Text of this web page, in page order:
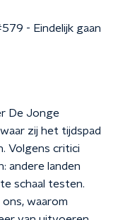
- Eindelijk gaan
De Jonge
zij het tijdspad
Volgens critici
andere landen
schaal testen.
waarom